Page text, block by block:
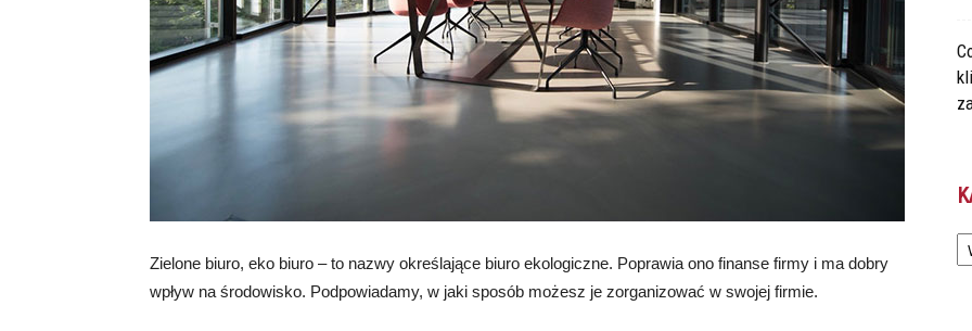
Zielone biuro, eko biuro – to nazwy określające biuro ekologiczne. Poprawia ono finanse firmy i ma dobry
wpływ na środowisko. Podpowiadamy, w jaki sposób możesz je zorganizować w swojej firmie.